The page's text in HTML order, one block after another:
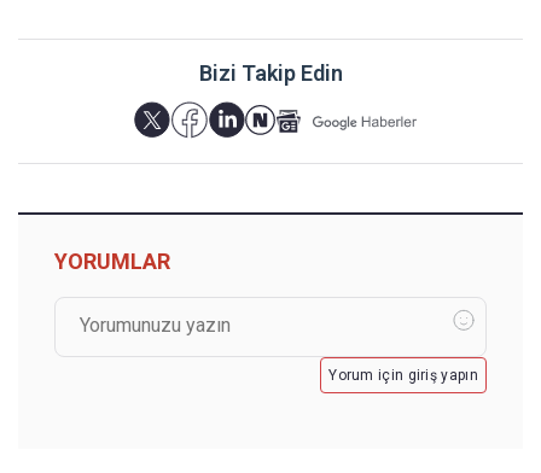
Bizi Takip Edin
YORUMLAR
Yorum için giriş yapın